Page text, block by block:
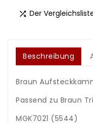
 Der
Beschreibung
Braun
Passend zu Braun
MGK7021 (5544)